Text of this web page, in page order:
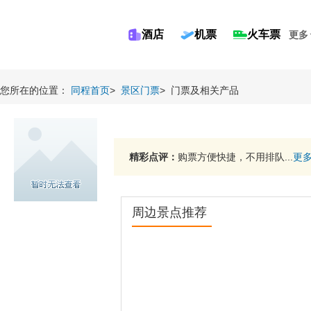
酒店 机票 火车票 更多
您所在的位置： 同程首页> 景区门票> 门票及相关产品
精彩点评： 购票方便快捷，不用排队... 更
周边景点推荐